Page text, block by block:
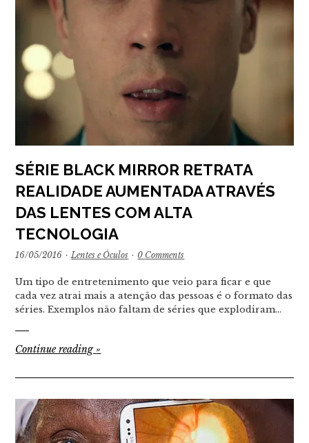
SÉRIE BLACK MIRROR RETRATA
REALIDADE AUMENTADA ATRAVÉS
DAS LENTES COM ALTA
TECNOLOGIA
16/05/2016 · Lentes e Óculos · 0 Comments
Um tipo de entretenimento que veio para ficar e que
cada vez atrai mais a atenção das pessoas é o formato das
séries. Exemplos não faltam de séries que explodiram…
Continue reading»